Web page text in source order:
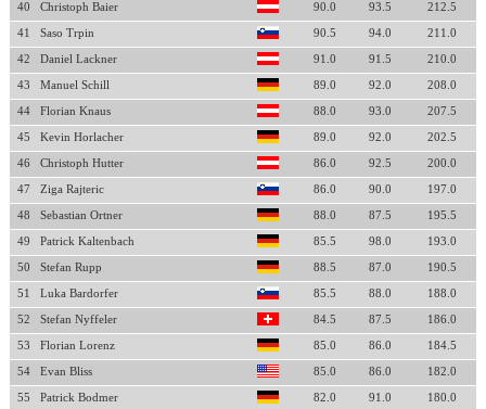
40 Christoph Baier 90.0 93.5 212.5
41 Saso Trpin 90.5 94.0 211.0
42 Daniel Lackner 91.0 91.5 210.0
43 Manuel Schill 89.0 92.0 208.0
44 Florian Knaus 88.0 93.0 207.5
45 Kevin Horlacher 89.0 92.0 202.5
46 Christoph Hutter 86.0 92.5 200.0
47 Ziga Rajteric 86.0 90.0 197.0
48 Sebastian Ortner 88.0 87.5 195.5
49 Patrick Kaltenbach 85.5 98.0 193.0
50 Stefan Rupp 88.5 87.0 190.5
51 Luka Bardorfer 85.5 88.0 188.0
52 Stefan Nyffeler 84.5 87.5 186.0
53 Florian Lorenz 85.0 86.0 184.5
54 Evan Bliss 85.0 86.0 182.0
55 Patrick Bodmer 82.0 91.0 180.0